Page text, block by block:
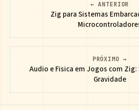
← ANTERIOR
Zig para Sistemas
PRÓXIMO →
Audio e Fisica em Jogos com
Gravidade